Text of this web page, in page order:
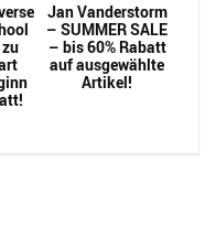
Jan Vanderstorm
– SUMMER SALE
– bis 60% Rabatt
auf ausgewählte
Artikel!